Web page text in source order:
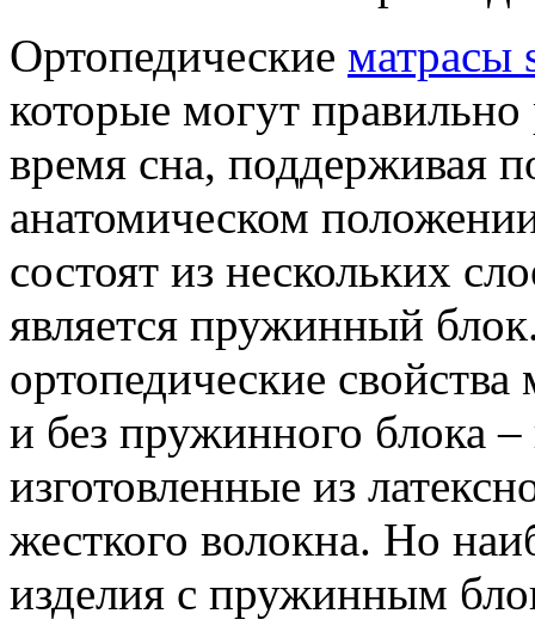
Ортопедические матрасы
которые могут правильно
время сна, поддерживая
анатомическом
состоят из нескольких
является пружинный
ортопедические
и без пружинного блока
изготовленные из
жесткого волокна. Но
изделия с пружинным